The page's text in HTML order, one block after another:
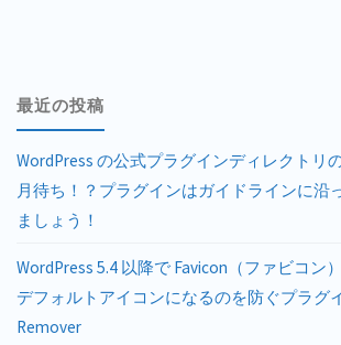
最近の投稿
WordPress の公式プラグインディレクトリ
月待ち！？プラグインはガイドラインに沿
ましょう！
WordPress 5.4 以降で Favicon（ファビコン
デフォルトアイコンになるのを防ぐプラグ
Remover